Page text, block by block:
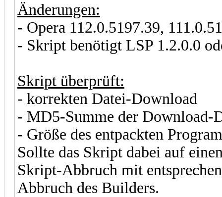
Änderungen:
- Opera 112.0.5197.39,
- Skript benötigt LSP 1.2.0.0
Skript überprüft:
- korrekten Datei-Download
- MD5-Summe der Download-
- Größe des entpackten
Sollte das Skript dabei auf
Skript-Abbruch mit
Abbruch des Builders.